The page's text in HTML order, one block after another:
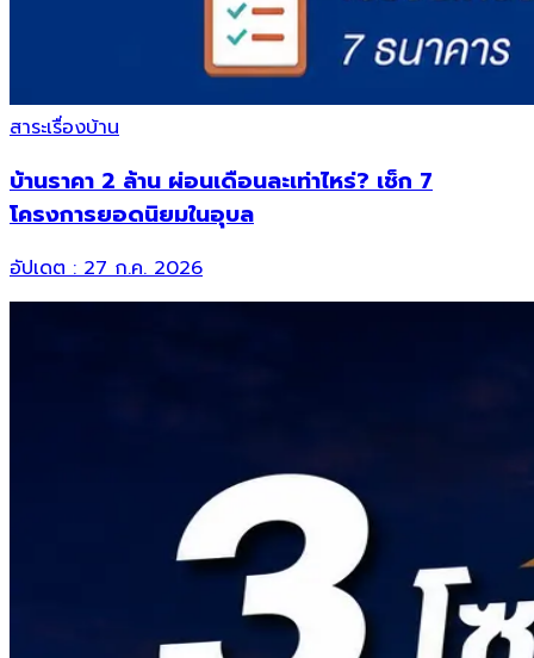
สาระเรื่องบ้าน
บ้านราคา 2 ล้าน ผ่อนเดือนละเท่าไหร่? เช็ก 7
โครงการยอดนิยมในอุบล
อัปเดต :27 ก.ค. 2026